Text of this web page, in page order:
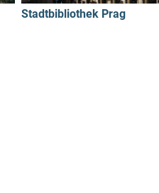
Stadtbibliothek Prag